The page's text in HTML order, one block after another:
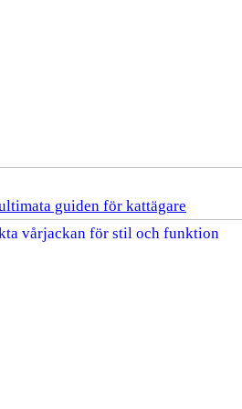
guiden för kattägare